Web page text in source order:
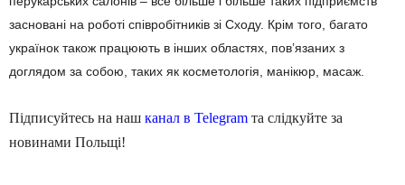
засновані на роботі співробітників зі Сходу. Крім того, багато
українок також працюють в інших областях, пов’язаних з
доглядом за собою, таких як косметологія, манікюр, масаж.
Підписуйтесь на наш канал в Telegram та слідкуйте за
новинами Польщі!